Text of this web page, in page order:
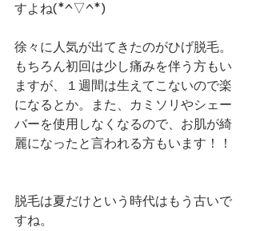
すよね(*^▽^*)
徐々に人気が出てきたのがひげ脱毛。
もちろん初回は少し痛みを伴う方もい
ますが、１週間は生えてこないので楽
になるとか。また、カミソリやシェー
バーを使用しなくなるので、お肌が綺
麗になったと言われる方もいます！！
脱毛は夏だけという時代はもう古いで
すね。